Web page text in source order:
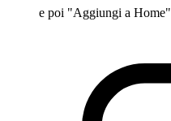
e poi "Aggiungi a Home"